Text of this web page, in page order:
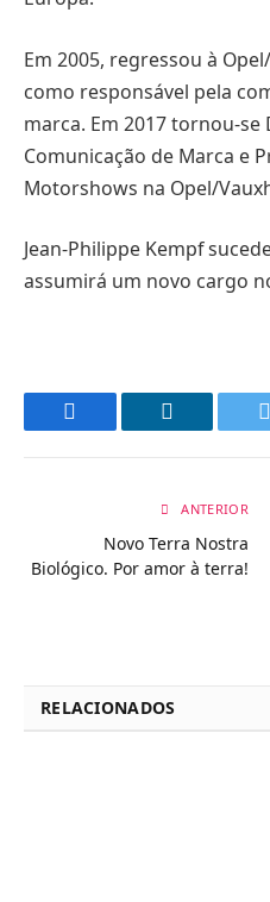
Em 2005, regressou à
como responsável pela
marca. Em 2017 tornou-
Comunicação de Marca e
Motorshows na Opel/
Jean-Philippe Kempf
assumirá um novo cargo
ANTERIOR
Novo Terra Nostra
Biológico. Por amor à terra!
RELACIONADOS